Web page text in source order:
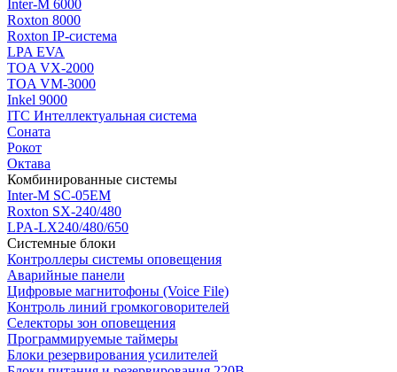
Inter-M 6000
Roxton 8000
Roxton IP-система
LPA EVA
TOA VX-2000
TOA VM-3000
Inkel 9000
ITC Интеллектуальная система
Соната
Рокот
Октава
Комбинированные системы
Inter-M SC-05EM
Roxton SX-240/480
LPA-LX240/480/650
Системные блоки
Контроллеры системы оповещения
Аварийные панели
Цифровые магнитофоны (Voice File)
Контроль линий громкоговорителей
Селекторы зон оповещения
Программируемые таймеры
Блоки резервирования усилителей